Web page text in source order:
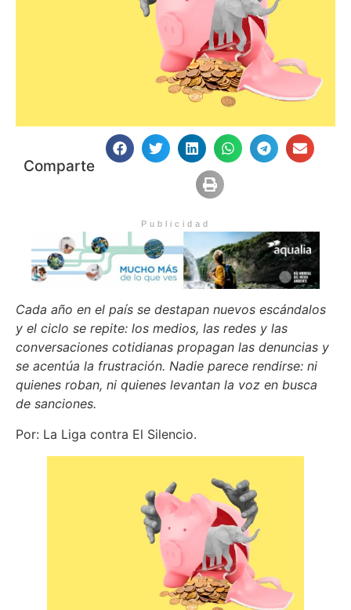
Comparte
Publicidad
Cada año en el país se destapan nuevos escándalos
y el ciclo se repite: los medios, las redes y las
conversaciones cotidianas propagan las denuncias y
se acentúa la frustración. Nadie parece rendirse: ni
quienes roban, ni quienes levantan la voz en busca
de sanciones.
Por: La Liga contra El Silencio.